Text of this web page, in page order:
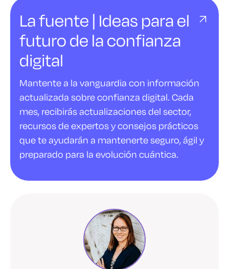
La fuente | Ideas para el
futuro de la confianza
digital
Mantente a la vanguardia con información
actualizada sobre confianza digital. Cada
mes, recibirás actualizaciones del sector,
recursos de expertos y consejos prácticos
que te ayudarán a mantenerte seguro, ágil y
preparado para la evolución cuántica.